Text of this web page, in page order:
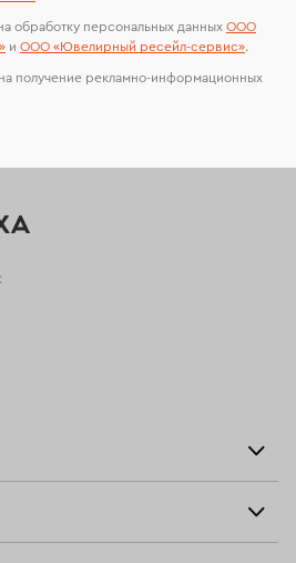
обработку персональных данных ООО
и ООО «Ювелирный ресейл-сервиc».
получение рекламно-информационных